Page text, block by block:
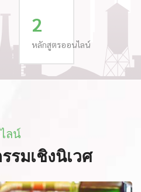
2
หลักสูตรออนไลน์
ลน์
รมเชิงนิเวศ